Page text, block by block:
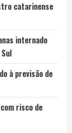
catarinense
internado
à previsão de
risco de